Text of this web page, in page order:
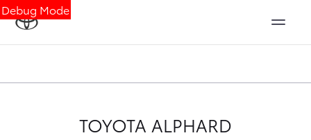
Debug Mode
TOYOTA ALPHARD